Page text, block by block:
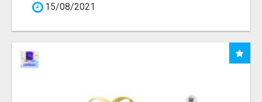
15/08/2021